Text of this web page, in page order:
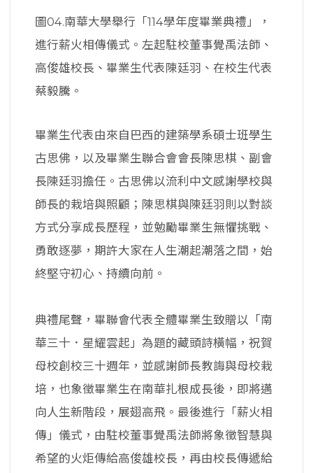
圖04.南華大學舉行「114學年度畢業典禮」，
進行薪火相傳儀式。左起駐校董事覺禹法師、
高俊雄校長、畢業生代表陳廷羽、在校生代表
蔡毅騰。
畢業生代表由來自巴西的建築學系碩士班學生
古思佛，以及畢業生聯合會會長陳思棋、副會
長陳廷羽擔任。古思佛以流利中文感謝學校與
師長的栽培與照顧；陳思棋與陳廷羽則以對談
方式分享成長歷程，並勉勵畢業生無懼挑戰、
勇敢逐夢，期許大家在人生潮起潮落之間，始
終堅守初心、持續向前。
典禮尾聲，畢聯會代表全體畢業生致贈以「南
華三十．星耀雲起」為題的藏頭詩橫幅，祝賀
母校創校三十週年，並感謝師長教誨與母校栽
培，也象徵畢業生在南華扎根成長後，即將邁
向人生新階段，展翅高飛。最後進行「薪火相
傳」儀式，由駐校董事覺禹法師將象徵智慧與
希望的火炬傳給高俊雄校長，再由校長傳遞給